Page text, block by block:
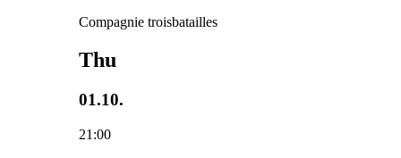
Compagnie troisbatailles
Thu
01.10.
21:00